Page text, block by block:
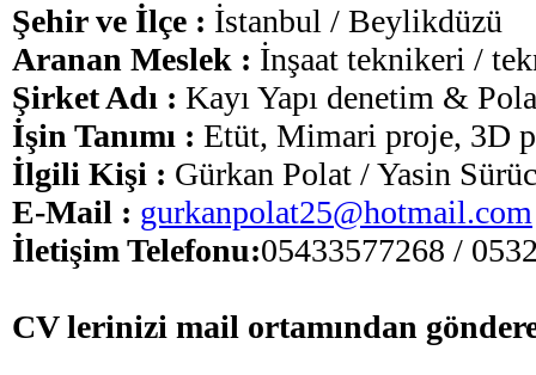
Şehir ve İlçe : İstanbul / Beylikdüzü
Aranan Meslek : İnşaat teknikeri /
Şirket Adı : Kayı Yapı denetim &
İşin Tanımı : Etüt, Mimari proje, 3D
İlgili Kişi : Gürkan Polat / Yasin
E-Mail : gurkanpolat25@hotmail.com
İletişim Telefonu:05433577268 /
CV lerinizi mail ortamından